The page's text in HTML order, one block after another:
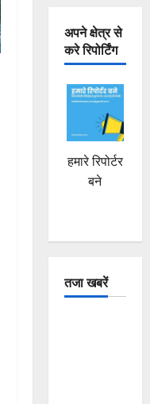
अपने क्षेत्र से
करे रिपोर्टिंग
हमारे रिपोर्टर
बने
तजा खबरें